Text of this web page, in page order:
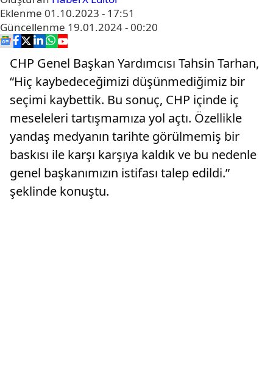
Eklenme 01.10.2023 - 17:51
Güncellenme 19.01.2024 - 00:20
CHP Genel Başkan Yardımcısı Tahsin Tarhan,
“Hiç kaybedeceğimizi düşünmediğimiz bir
seçimi kaybettik. Bu sonuç, CHP içinde iç
meseleleri tartışmamıza yol açtı. Özellikle
yandaş medyanın tarihte görülmemiş bir
baskısı ile karşı karşıya kaldık ve bu nedenle
genel başkanımızın istifası talep edildi.”
şeklinde konuştu.